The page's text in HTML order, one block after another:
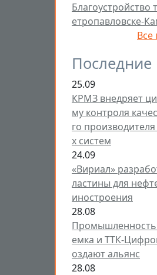
Благоустройство
етропавловске-
Все
Последние
25.09
КРМЗ внедряет
му контроля
го
х систем
24.09
«Вириал»
ластины для
иностроения
28.08
Промышленность
емка и ТТК-
оздают альянс
28.08